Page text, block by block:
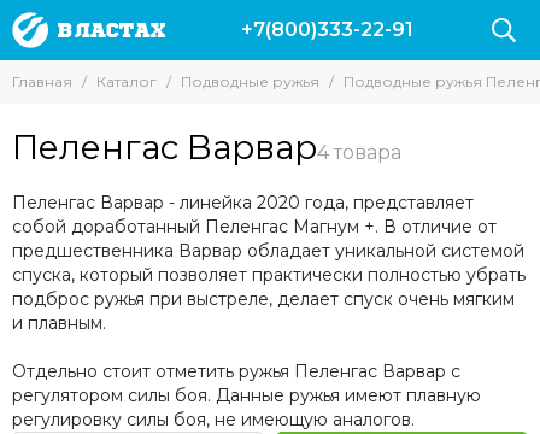
Подводные ружья
Ружья Vector
Ружья Salvimar
Ружья Таймень
Подводные ружья Пеленгас
Подводные ружья Пеленгас
Пеленгас Магнум
Пеленгас 55
Пеленгас 70
Пеленгас Зелинка
Пеленгас Варвар
Ружья Cressi
Подводные ружья со скидкой
Пневмовакуумные ружья
Подводные ружья Zelinka
+7(800)333-22-91
Главная Каталог Подводные ружья Подводные ружья
Пеленгас Варвар
Пеленгас Варвар - линейка 2020 года, представляет
собой доработанный Пеленгас Магнум +. В отличие от
предшественника Варвар обладает уникальной системой
спуска, который позволяет практически полностью убрать
подброс ружья при выстреле, делает спуск очень мягким
и плавным.
Отдельно стоит отметить ружья Пеленгас Варвар с
регулятором силы боя. Данные ружья имеют плавную
регулировку силы боя, не имеющую аналогов.